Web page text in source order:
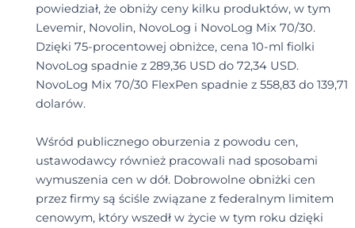
powiedział, że obniży ceny kilku produktów, w tym
Levemir, Novolin, NovoLog i NovoLog Mix 70/30.
Dzięki 75-procentowej obniżce, cena 10-ml fiolki
NovoLog spadnie z 289,36 USD do 72,34 USD.
NovoLog Mix 70/30 FlexPen spadnie z 558,83 do 139,71
dolarów.
Wśród publicznego oburzenia z powodu cen,
ustawodawcy również pracowali nad sposobami
wymuszenia cen w dół. Dobrowolne obniżki cen
przez firmy są ściśle związane z federalnym limitem
cenowym, który wszedł w życie w tym roku dzięki